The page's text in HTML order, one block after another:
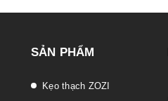
SẢN PHẨM
Kẹo thạch ZOZI